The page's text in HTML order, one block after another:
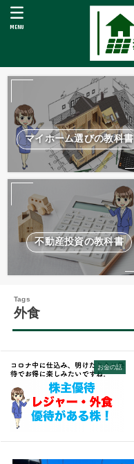
MENU
マイホーム選びの教科書
不動産投資の教科書
外食
お金の話